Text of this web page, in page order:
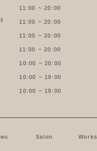
11:00 ~ 20:00
11:00 ~ 20:00
11:00 ~ 20:00
11:00 ~ 20:00
10:00 ~ 20:00
10:00 ~ 19:00
10:00 ~ 19:00
Salon Works